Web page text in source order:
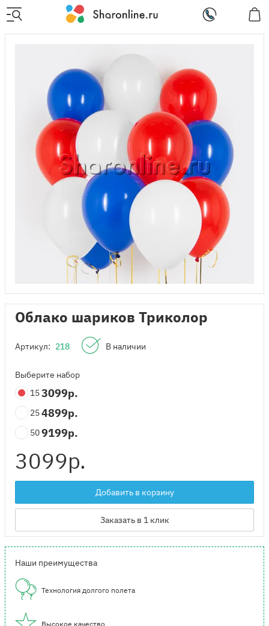
Облако шариков Триколор
Артикул: 218 В наличии
Выберите набор
153099р.
254899р.
509199р.
3099р.
Добавить в корзину
Заказать в 1 клик
Наши преимущества
Технология долгого полета
Высокое качество